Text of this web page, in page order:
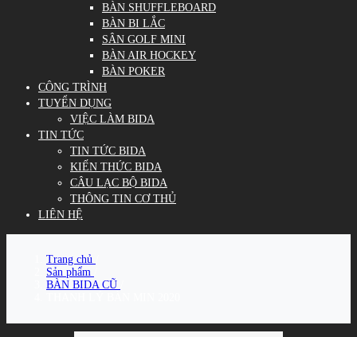
BÀN SHUFFLEBOARD
BÀN BI LẮC
SÂN GOLF MINI
BÀN AIR HOCKEY
BÀN POKER
CÔNG TRÌNH
TUYỂN DỤNG
VIỆC LÀM BIDA
TIN TỨC
TIN TỨC BIDA
KIẾN THỨC BIDA
CÂU LẠC BỘ BIDA
THÔNG TIN CƠ THỦ
LIÊN HỆ
Trang chủ
Sản phẩm
BÀN BIDA CŨ